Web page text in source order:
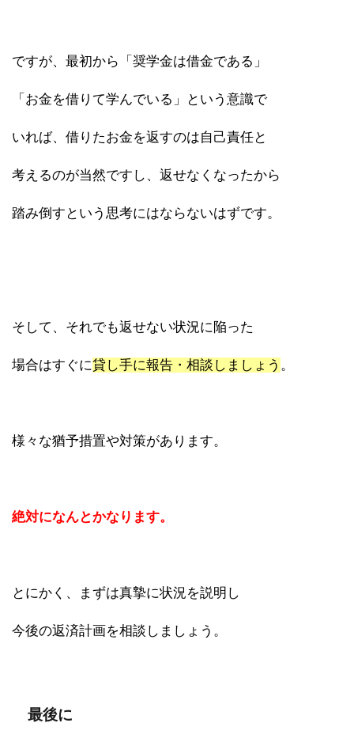
ですが、最初から「奨学金は借金である」
「お金を借りて学んでいる」という意識で
いれば、借りたお金を返すのは自己責任と
考えるのが当然ですし、返せなくなったから
踏み倒すという思考にはならないはずです。
そして、それでも返せない状況に陥った
場合はすぐに貸し手に報告・相談しましょう 。
様々な猶予措置や対策があります。
絶対になんとかなります。
とにかく、まずは真摯に状況を説明し
今後の返済計画を相談しましょう。
最後に